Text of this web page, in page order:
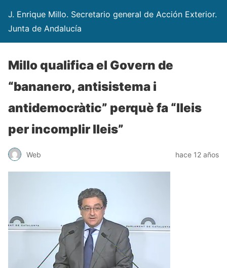
J. Enrique Millo. Secretario general de Acción Exterior.
Junta de Andalucía
Millo qualifica el Govern de
“bananero, antisistema i
antidemocràtic” perquè fa “lleis
per incomplir lleis”
Web hace 12 años